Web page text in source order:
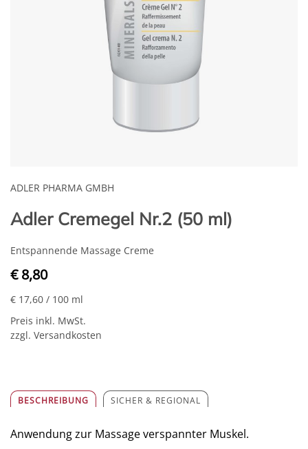
ADLER PHARMA GMBH
Adler Cremegel Nr.2 (50 ml)
Entspannende Massage Creme
€ 8,80
€ 17,60 / 100 ml
Preis inkl. MwSt.
zzgl. Versandkosten
BESCHREIBUNG SICHER & REGIONAL
Anwendung zur Massage verspannter Muskel.